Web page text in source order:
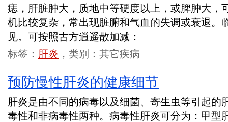
痣，肝脏肿大，质地中等硬度以上，或脾肿大，
机比较复杂，常出现脏腑和气血的失调或衰退。
见。可按照古方逍遥散加减：
标签： 肝炎 ，类别：其它疾病
预防慢性肝炎的健康细节
肝炎是由不同的病毒以及细菌、寄生虫等引起的
毒性和非病毒性两种。病毒性肝炎可分为：甲型